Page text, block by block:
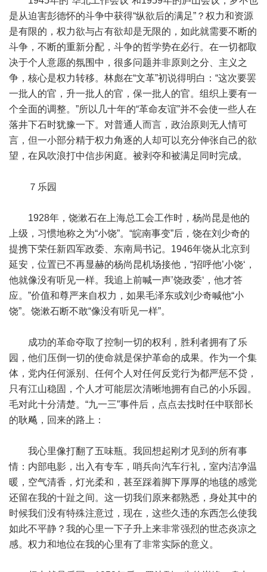
是从迫害彭德怀的斗争中获得“纵欲后的满足”？权力和资源
是有限的，权力欲与占有欲却是无限的，如此就需要不断的
斗争，不断的重新分配，斗争的哲学势在必行。在一切都取
决于个人意愿的氛围中，很多问题并非原则之分、主义之
争，核心是权力转移。林彪在“文革”初说得明白：“这次要罢
一批人的官，升一批人的官，保一批人的官。组织上要有一
个全面的调整。”所以几十年的“革命友谊”并不会使一些人在
落井下石时犹豫一下。对普通人而言，政治原则无人情可
言，但一小部分精于权力角逐的人却可以充分伸张自己的欲
望，在风吹浪打中信步闲庭。被剥夺和被满足同时完成。
７乐园
1928年，饶漱石在上海总工会工作时，杨尚昆是他的
上级，习惯地称之为“小饶”。“皖南事变”后，饶在刘少奇的
提携下荣任新四军政委、东南局书记。1946年饶从北京到
延安，位置已不再显赫的杨尚昆机场接他，“招呼他’小饶‘，
他就像没有听见一样。我追上前喊一声’饶政委‘，他才答
应。”价值和尊严来自权力，如果毛泽东或刘少奇喊他“小
饶”。饶漱石断不敢“像没有听见一样”。
成功的革命夺取了控制一切的权利，胜利者拥有了乐
园，他们压倒一切的使命就是保护革命的成果。作为一个集
体，党内任何派别、任何个人对任何反党行为都严惩不贷，
只有江山稳固，个人才可能层次清晰地拥有自己的小乐园。
毛对此十分清楚。“九一三”事件后，点点去找时任中联部长
的耿飚，回来的路上：
我心里像打翻了五味瓶。我回想起刚才见到的所有事
情：内部电影，出入有专车，哨兵向汽车行礼，室内洁净温
暖，空气清香，灯光柔和，甚至踩着脚下厚厚的地毯的感觉
还留在我的十趾之间。这一切我们原来都熟悉，身处其中的
时候我们没有特殊注意过，现在，这些久违的东西怎么使我
如此不平静？我的心里一下子升上来非常强烈的世态炎凉之
感。权力和地位在我的心里有了非常实际的意义。